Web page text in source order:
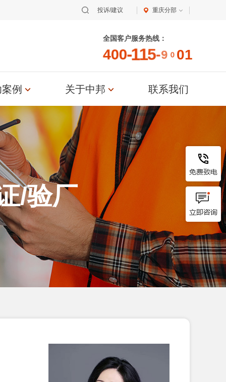
投诉/建议 重庆分部
全国客户服务热线：
400-115-9001
例 关于中邦 联系我们
/验厂
恭贺XX益生菌（苏州）股份有限公司
3月顺利通过Disney验...
3月顺利通过OCS认证...
恭贺青岛XX油脂科技有限公司2026年
3月EcoVadis取得8...
恭贺张家港市XX纺织有限公司2026年
3月顺利通过GRS认证...
恭贺无锡XX纺织科技有限公司2026年
3月顺利通过BSCI验厂...
恭贺XX生物化工科技（张家港）有限
公司2026年3月EcoVad...
恭贺五莲XX制衣有限公司2026年3月
顺利通过GRS认证...
恭贺江苏XX塑料科技有限公司2026年
恭贺海阳XX箱包有限公司2026年2月
顺利通过SEDEX-2P验...